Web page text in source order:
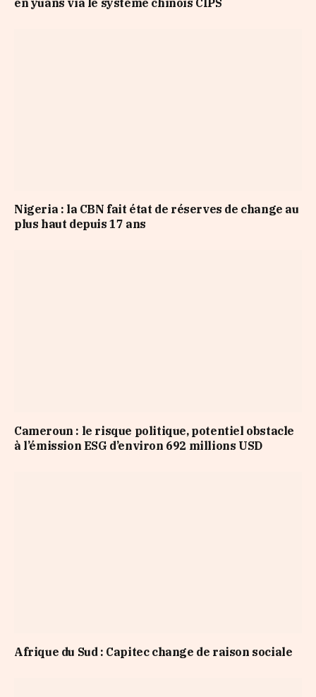
en yuans via le système chinois CIPS
Nigeria : la CBN fait état de réserves de change au
plus haut depuis 17 ans
Cameroun : le risque politique, potentiel obstacle
à l’émission ESG d’environ 692 millions USD
Afrique du Sud : Capitec change de raison sociale